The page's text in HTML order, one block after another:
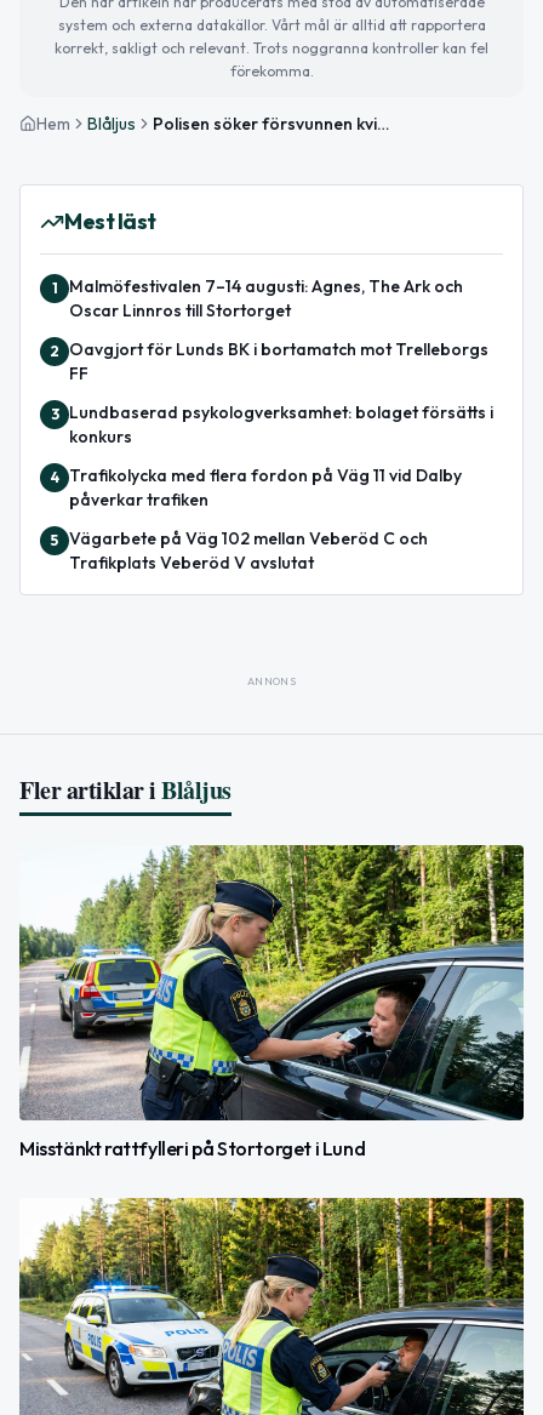
system och externa datakällor. Vårt mål är alltid att rapportera
korrekt, sakligt och relevant. Trots noggranna kontroller kan fel
förekomma.
Hem Blåljus Polisen söker försvunnen kvinna i Bälinge – vit Renault Kangoo efterlyst
Mest läst
1
Malmöfestivalen 7–14 augusti: Agnes, The Ark och
Oscar Linnros till Stortorget
2
Oavgjort för Lunds BK i bortamatch mot Trelleborgs
FF
3
Lundbaserad psykologverksamhet: bolaget försätts i
konkurs
4
Trafikolycka med flera fordon på Väg 11 vid Dalby
påverkar trafiken
5 Vägarbete på Väg 102 mellan Veberöd C och
Trafikplats Veberöd V avslutat
ANNONS
Fler artiklar iBlåljus
Misstänkt rattfylleri på Stortorget i Lund